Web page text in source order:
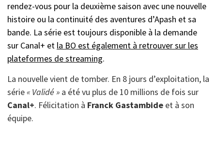
rendez-vous pour la deuxième saison avec une nouvelle
histoire ou la continuité des aventures d’Apash et sa
bande. La série est toujours disponible à la demande
sur Canal+ et la BO est également à retrouver sur les
plateformes de streaming.
La nouvelle vient de tomber. En 8 jours d’exploitation, la
série« Validé » a été vu plus de 10 millions de fois sur
Canal+. Félicitation à Franck Gastambide et à son
équipe.